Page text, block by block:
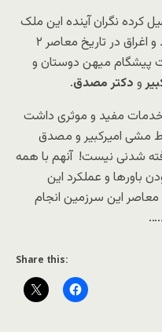
کرده نگران آینده این ملک
و ملت، باید تاکید داشت: بدون تردید و اغراق در تاریخ معاصر ۲
پیشگام میهن دوستان و
و دکتر مصدق.
خدمات مفید و موثری داشت
خط مشی امیرکبیر و مصدق
شدنی نیست! آنهم با همه
باورها و عملکرد این
معاصر این سرزمین انجام
Share this: